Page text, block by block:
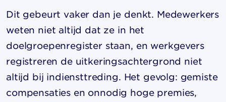
Dit gebeurt vaker dan je denkt. Medewerkers
weten niet altijd dat ze in het
doelgroepenregister staan, en werkgevers
registreren de uitkeringsachtergrond niet
altijd bij indiensttreding. Het gevolg: gemiste
compensaties en onnodig hoge premies,